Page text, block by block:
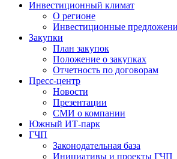
Инвестиционный климат
О регионе
Инвестиционные
Закупки
План закупок
Положение о закупках
Отчетность по договорам
Пресс-центр
Новости
Презентации
СМИ о компании
Южный ИТ-парк
ГЧП
Законодательная база
Инициативы и проекты ГЧП